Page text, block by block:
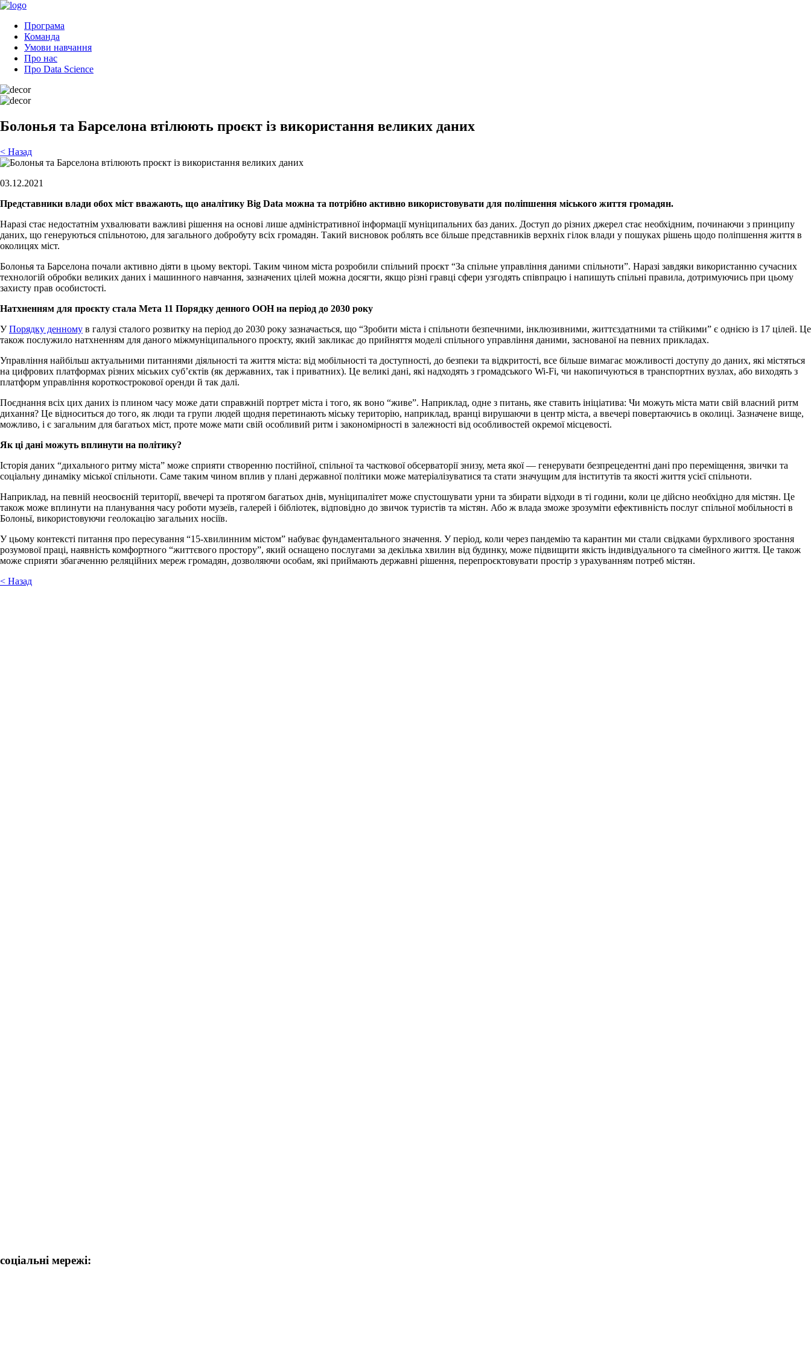
Програма
Команда
Умови навчання
Про нас
Про Data Science
Болонья та Барселона втілюють проєкт із використання великих даних
< Назад
03.12.2021
Представники влади обох міст вважають, що аналітику Big Data можна та потрібно активно використовувати для поліпшення міського життя громадян.
Наразі стає недостатнім ухвалювати важливі рішення на основі лише адміністративної інформації муніципальних баз даних. Доступ до різних джерел стає необхідним, починаючи з принципу
даних, що генеруються спільнотою, для загального добробуту всіх громадян. Такий висновок роблять все більше представників верхніх гілок влади у пошуках рішень щодо поліпшення життя в
околицях міст.
Болонья та Барселона почали активно діяти в цьому векторі. Таким чином міста розробили спільний проєкт “За спільне управління даними спільноти”. Наразі завдяки використанню сучасних
технологій обробки великих даних і машинного навчання, зазначених цілей можна досягти, якщо різні гравці сфери узгодять співпрацю і напишуть спільні правила, дотримуючись при цьому
захисту прав особистості.
Натхненням для проєкту стала Мета 11 Порядку денного ООН на період до 2030 року
УПорядку денному в галузі сталого розвитку на період до 2030 року зазначається, що “Зробити міста і спільноти безпечними, інклюзивними, життєздатними та стійкими” є однією із 17 цілей. Це
також послужило натхненням для даного міжмуніципального проєкту, який закликає до прийняття моделі спільного управління даними, заснованої на певних прикладах.
Управління найбільш актуальними питаннями діяльності та життя міста: від мобільності та доступності, до безпеки та відкритості, все більше вимагає можливості доступу до даних, які містяться
на цифрових платформах різних міських суб’єктів (як державних, так і приватних). Це великі дані, які надходять з громадського Wi-Fi, чи накопичуються в транспортних вузлах, або виходять з
платформ управління короткострокової оренди й так далі.
Поєднання всіх цих даних із плином часу може дати справжній портрет міста і того, як воно “живе”. Наприклад, одне з питань, яке ставить ініціатива: Чи можуть міста мати свій власний ритм
дихання? Це відноситься до того, як люди та групи людей щодня перетинають міську територію, наприклад, вранці вирушаючи в центр міста, а ввечері повертаючись в околиці. Зазначене вище,
можливо, і є загальним для багатьох міст, проте може мати свій особливий ритм і закономірності в залежності від особливостей окремої місцевості.
Як ці дані можуть вплинути на політику?
Історія даних “дихального ритму міста” може сприяти створенню постійної, спільної та часткової обсерваторії знизу, мета якої — генерувати безпрецедентні дані про переміщення, звички та
соціальну динаміку міської спільноти. Саме таким чином вплив у плані державної політики може матеріалізуватися та стати значущим для інститутів та якості життя усієї спільноти.
Наприклад, на певній неосвоєній території, ввечері та протягом багатьох днів, муніципалітет може спустошувати урни та збирати відходи в ті години, коли це дійсно необхідно для містян. Це
також може вплинути на планування часу роботи музеїв, галерей і бібліотек, відповідно до звичок туристів та містян. Або ж влада зможе зрозуміти ефективність послуг спільної мобільності в
Болоньї, використовуючи геолокацію загальних носіїв.
У цьому контексті питання про пересування “15-хвилинним містом” набуває фундаментального значення. У період, коли через пандемію та карантин ми стали свідками бурхливого зростання
розумової праці, наявність комфортного “життєвого простору”, який оснащено послугами за декілька хвилин від будинку, може підвищити якість індивідуального та сімейного життя. Це також
може сприяти збагаченню реляційних мереж громадян, дозволяючи особам, які приймають державні рішення, перепроєктовувати простір з урахуванням потреб містян.
< Назад
соціальні мережі: